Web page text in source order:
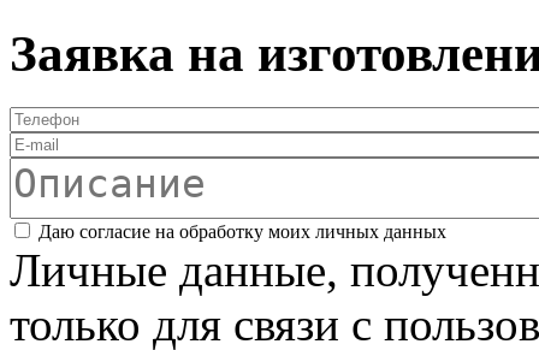
Заявка на
Телефон
E-mail
Описание
Соглашение*
Даю согласие на обработку моих личных данных
Личные данные,
только для связи с